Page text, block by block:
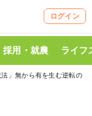
ログイン
採用・就農 ライフ
」無から有を生む逆転の